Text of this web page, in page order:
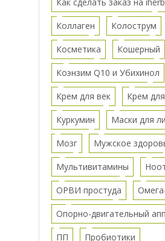
Коллаген Колострум
Косметика Кошерный
Коэнзим Q10 и Убихинол
Крем для век Крем
Куркумин Маски для
Мозг Мужское
Мультивитамины
ОРВИ простуда
Опорно-двигательный
ПП Пробиотики